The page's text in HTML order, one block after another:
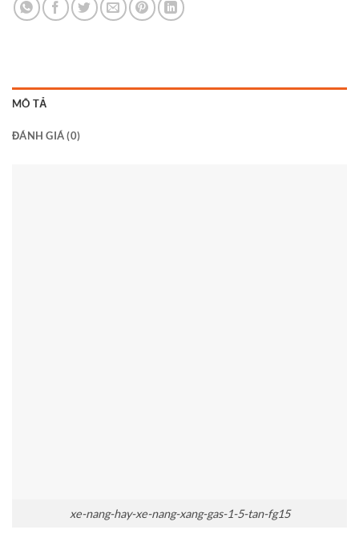
MÔ TẢ
ĐÁNH GIÁ (0)
xe-nang-hay-xe-nang-xang-gas-1-5-tan-fg15